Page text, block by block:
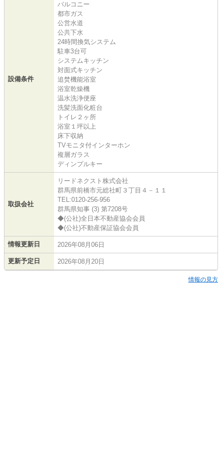
設備条件
バルコニー
都市ガス
公営水道
公共下水
24時間換気システム
駐車3台可
システムキッチン
対面式キッチン
追焚機能浴室
浴室乾燥機
温水洗浄便座
洗髪洗面化粧台
トイレ２ヶ所
浴室１坪以上
床下収納
TVモニタ付インターホン
複層ガラス
ディンプルキー
取扱会社
リードネクスト株式会社
群馬県前橋市元総社町３丁目４－１１
TEL:0120-256-956
群馬県知事 (3) 第7208号
◆(公社)全日本不動産協会会員
◆(公社)不動産保証協会会員
情報更新日 2026年08月06日
更新予定日 2026年08月20日
情報の見方